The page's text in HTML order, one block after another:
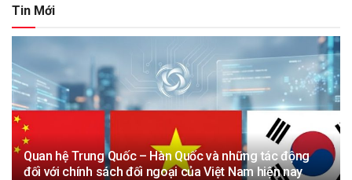
Tin Mới
Quan hệ Trung Quốc – Hàn Quốc và những tác động
đối với chính sách đối ngoại của Việt Nam hiện nay